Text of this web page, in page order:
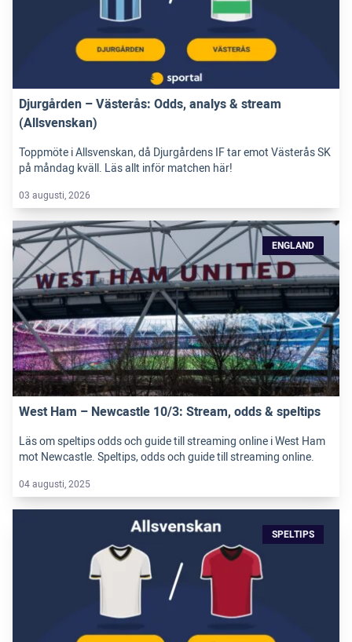
Djurgården – Västerås: Odds, analys & stream
(Allsvenskan)
Toppmöte i Allsvenskan, då Djurgårdens IF tar emot Västerås SK
på måndag kväll. Läs allt inför matchen här!
03 augusti, 2026
ENGLAND
West Ham – Newcastle 10/3: Stream, odds & speltips
Läs om speltips odds och guide till streaming online i West Ham
mot Newcastle. Speltips, odds och guide till streaming online.
04 augusti, 2025
SPELTIPS